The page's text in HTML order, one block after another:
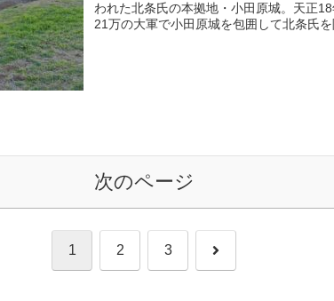
われた北条氏の本拠地・小田原城。天正
21万の大軍で小田原城を包囲して北条氏を
次のページ
1 2 3 次